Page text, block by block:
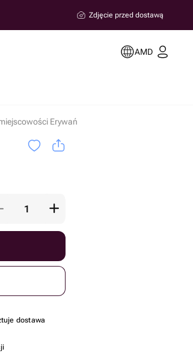
Zdjęcie przed dostawą
AMD
Erywań
dostawa